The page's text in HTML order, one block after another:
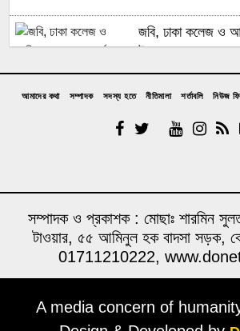
সংঘর্ষ তদন্তে ফিফা’র
ব্যালন ডি’অর ২০২৬:
ইয়ায়ামাল, হ্যারি কেইন
বোমা বিস্ফোরণ
জবি, ঢাকা কলেজ ও
উত্তেজনা
প্রতিশ্রুতি দিয়েও অর্থ
বিশ্বকাপ আয়োজক
মসজিদের কক্ষে নিয়ে
হুমকি
চাঁদপুরে মাটির নিচে
গাঁজাসহ দুই মাদক
আমাদের কথা সম্পাদক সদস্য হতে নীতিমালা শর্তাবলি নিউজ
সম্পাদক ও প্রকাশক : মোছাঃ শারমিন
টাওয়ার, ৫৫ আমিনুল হক বাদসা সড়ক,
01711210222,
A media concern of